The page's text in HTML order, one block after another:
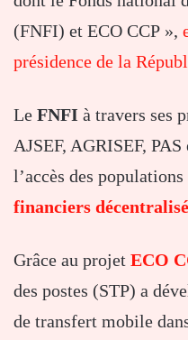
(FNFI) et ECO CCP »,
présidence de la
Le FNFI à travers ses
AJSEF, AGRISEF,
l’accès des
financiers
Grâce au projet ECO
des postes (STP) a
de transfert mobile